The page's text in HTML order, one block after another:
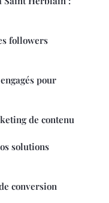
followers
pour
de contenu
solutions
conversion